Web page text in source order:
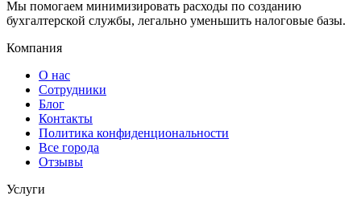
Мы помогаем минимизировать расходы по созданию
бухгалтерской службы, легально уменьшить налоговые базы.
Компания
О нас
Сотрудники
Блог
Контакты
Политика конфиденциональности
Все города
Отзывы
Услуги